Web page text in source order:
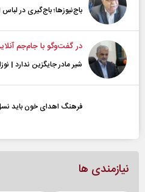
باج‌نیوزها؛ باج‌گیری در
در گفت‌و‌گو با جام‌جم
شیر مادر جایگزین ندارد |
فرهنگ اهدای خون باید
نیازمندی ها